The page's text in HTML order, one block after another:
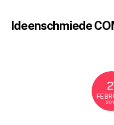
content
Ideenschmiede